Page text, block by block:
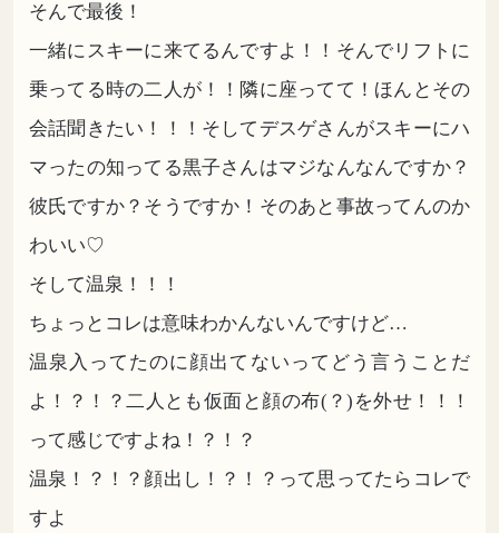
そんで最後！
一緒にスキーに来てるんですよ！！そんでリフトに
乗ってる時の二人が！！隣に座ってて！ほんとその
会話聞きたい！！！そしてデスゲさんがスキーにハ
マったの知ってる黒子さんはマジなんなんですか？
彼氏ですか？そうですか！そのあと事故ってんのか
わいい♡
そして温泉！！！
ちょっとコレは意味わかんないんですけど…
温泉入ってたのに顔出てないってどう言うことだ
よ！？！？二人とも仮面と顔の布(？)を外せ！！！
って感じですよね！？！？
温泉！？！？顔出し！？！？って思ってたらコレで
すよ